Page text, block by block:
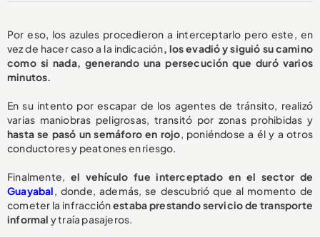
Por eso, los azules procedieron a interceptarlo pero este, en
vez de hacer caso a la indicación, los evadió y siguió su camino
como si nada, generando una persecución que duró varios
minutos.
En su intento por escapar de los agentes de tránsito, realizó
varias maniobras peligrosas, transitó por zonas prohibidas y
hasta se pasó un semáforo en rojo, poniéndose a él y a otros
conductores y peatones en riesgo.
Finalmente, el vehículo fue interceptado en el sector de
Guayabal, donde, además, se descubrió que al momento de
cometer la infracciónestaba prestando servicio de transporte
informal y traía pasajeros.